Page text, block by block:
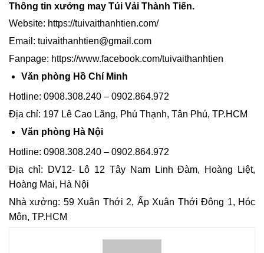
Thông tin xưởng may Túi Vải Thành Tiến.
Website: https://tuivaithanhtien.com/
Email: tuivaithanhtien@gmail.com
Fanpage: https://www.facebook.com/tuivaithanhtien
Văn phòng Hồ Chí Minh
Hotline: 0908.308.240 – 0902.864.972
Địa chỉ: 197 Lê Cao Lãng, Phú Thạnh, Tân Phú, TP.HCM
Văn phòng Hà Nội
Hotline: 0908.308.240 – 0902.864.972
Địa chỉ: DV12- Lô 12 Tây Nam Linh Đàm, Hoàng Liệt,
Hoàng Mai, Hà Nội
Nhà xưởng: 59 Xuân Thới 2, Ấp Xuân Thới Đông 1, Hóc
Môn, TP.HCM